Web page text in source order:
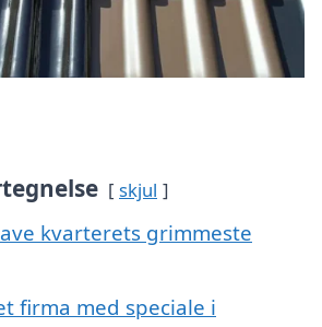
skjul
kvarterets grimmeste
firma med speciale i